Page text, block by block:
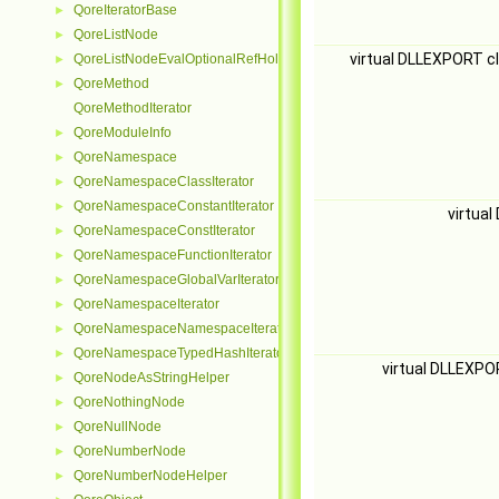
► QoreIteratorBase
► QoreListNode
► QoreListNodeEvalOptionalRefHolder
►
QoreMethod
QoreMethodIterator
► QoreModuleInfo
► QoreNamespace
► QoreNamespaceClassIterator
► QoreNamespaceConstantIterator
► QoreNamespaceConstIterator
► QoreNamespaceFunctionIterator
► QoreNamespaceGlobalVarIterator
► QoreNamespaceIterator
► QoreNamespaceNamespaceIterator
► QoreNamespaceTypedHashIterator
► QoreNodeAsStringHelper
► QoreNothingNode
► QoreNullNode
► QoreNumberNode
► QoreNumberNodeHelper
virtual DLLEXPORT
virtual
virtual